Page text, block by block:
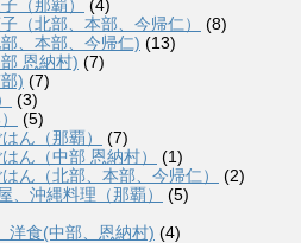
（那覇）
(4)
（北部、本部、今帰仁）
(8)
、本部、今帰仁) (13)
恩納村) (7)
) (7)
(3)
(5)
ん（那覇）
(7)
ん（中部 恩納村）
(1)
ん（北部、本部、今帰仁）
(2)
、沖縄料理（那覇）
(5)
洋食(中部、恩納村) (4)